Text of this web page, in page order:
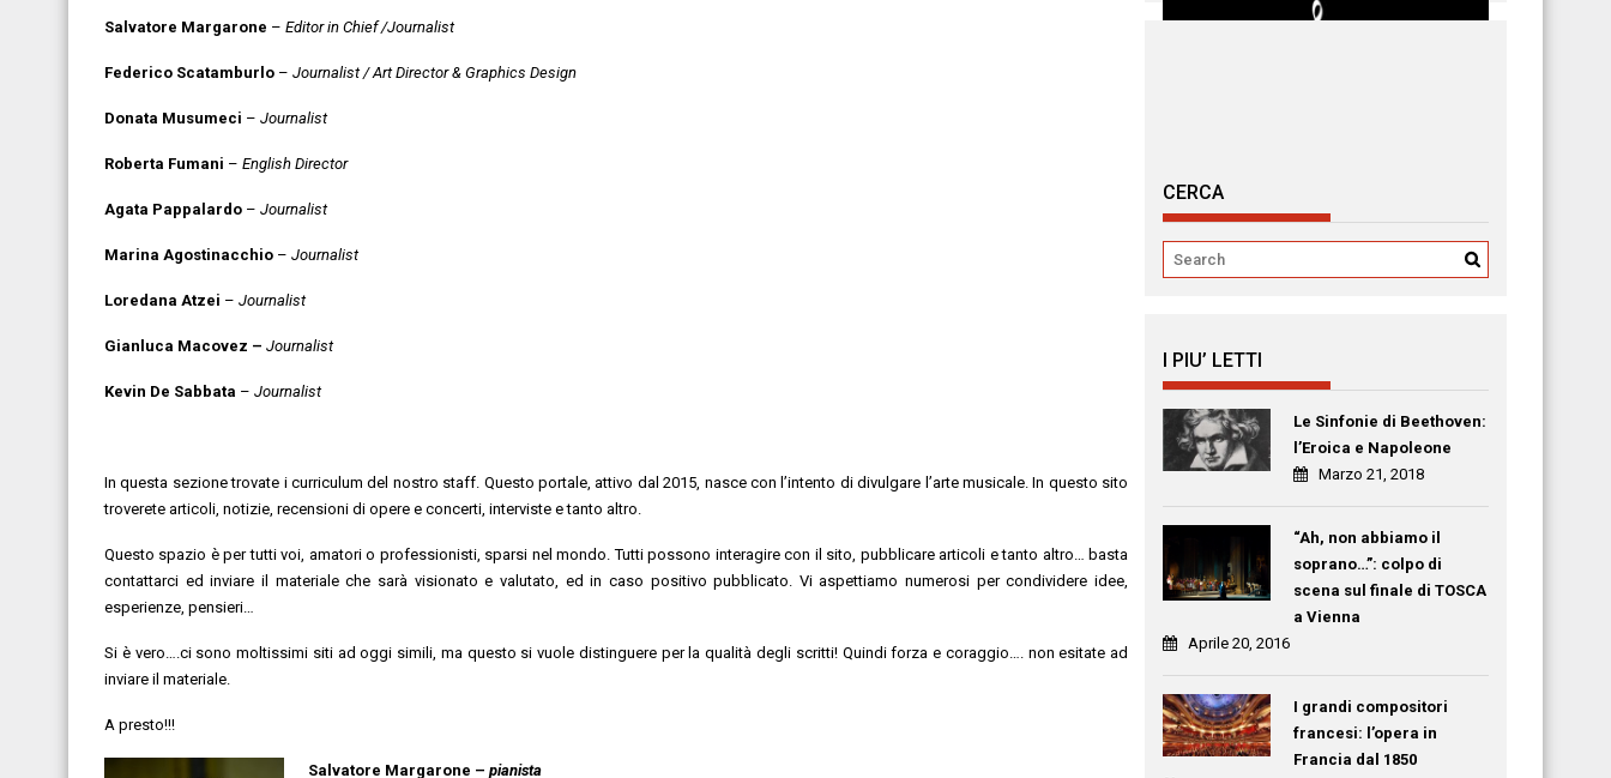
Salvatore Margarone – Editor in Chief /Journalist
Federico Scatamburlo – Journalist / Art Director & Graphics Design
Donata Musumeci – Journalist
Roberta Fumani – English Director
Agata Pappalardo – Journalist
Marina Agostinacchio – Journalist
Loredana Atzei – Journalist
Gianluca Macovez – Journalist
Kevin De Sabbata – Journalist
In questa sezione trovate i curriculum del nostro staff. Questo portale, attivo dal 2015, nasce con l’intento di divulgare l’arte musicale. In questo sito
troverete articoli, notizie, recensioni di opere e concerti, interviste e tanto altro.
Questo spazio è per tutti voi, amatori o professionisti, sparsi nel mondo. Tutti possono interagire con il sito, pubblicare articoli e tanto altro… basta
contattarci ed inviare il materiale che sarà visionato e valutato, ed in caso positivo pubblicato. Vi aspettiamo numerosi per condividere idee,
esperienze, pensieri…
Si è vero….ci sono moltissimi siti ad oggi simili, ma questo si vuole distinguere per la qualità degli scritti! Quindi forza e coraggio…. non esitate ad
inviare il materiale.
A presto!!!
Salvatore Margarone – pianista
CERCA
I PIU’ LETTI
Le Sinfonie di Beethoven:
l’Eroica e Napoleone
Marzo 21, 2018
“Ah, non abbiamo il
soprano…”: colpo di
scena sul finale di TOSCA
a Vienna
Aprile 20, 2016
I grandi compositori
francesi: l’opera in
Francia dal 1850